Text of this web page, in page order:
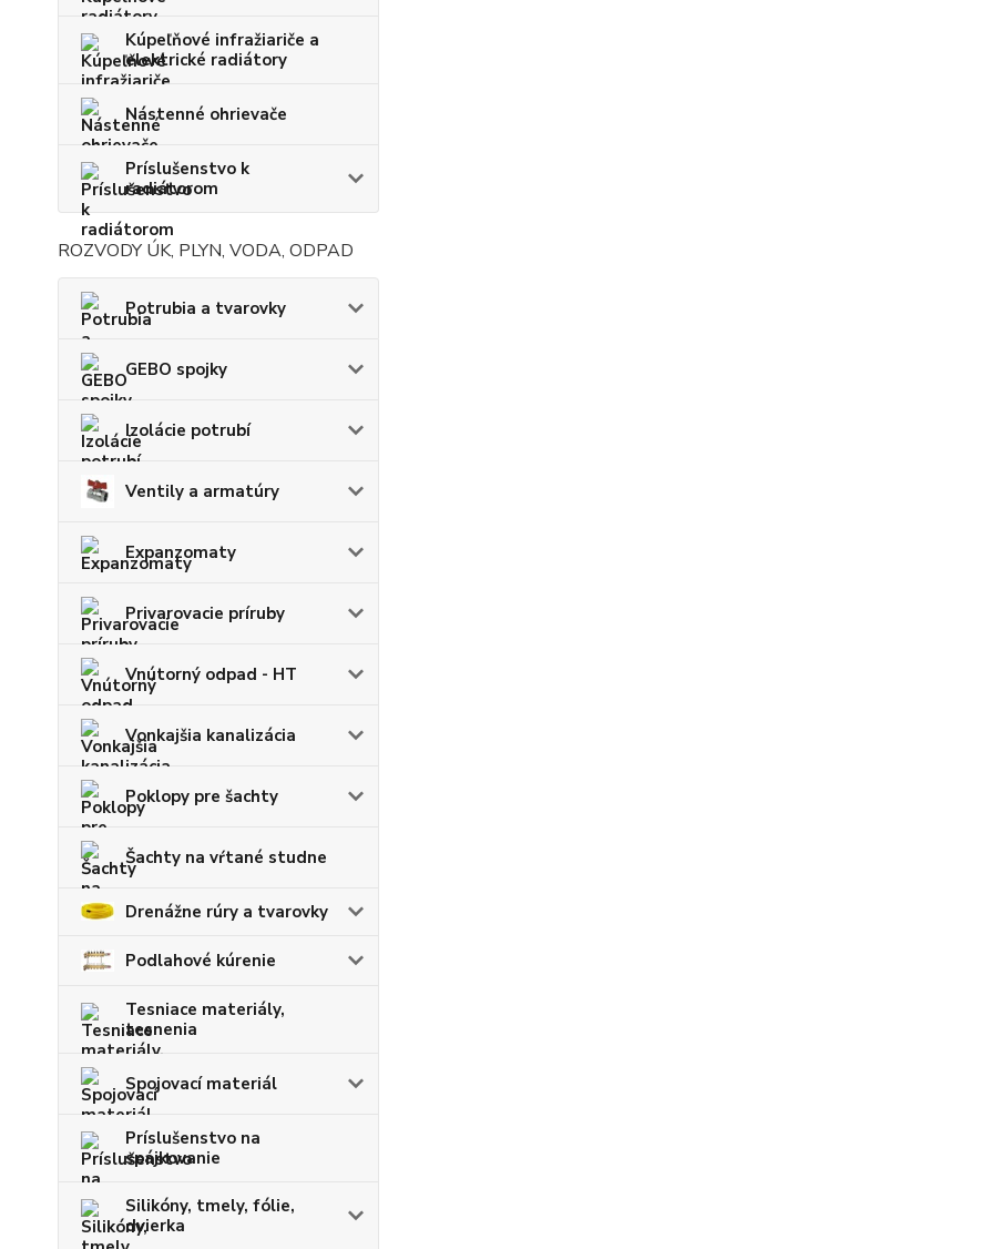
Kúpeľňové infražiariče a
elektrické radiátory
Nástenné ohrievače
Príslušenstvo k
radiátorom
ROZVODY ÚK, PLYN, VODA, ODPAD
Potrubia a tvarovky
GEBO spojky
Izolácie potrubí
Ventily a armatúry
Expanzomaty
Privarovacie príruby
Vnútorný odpad - HT
Vonkajšia kanalizácia
Poklopy pre šachty
Šachty na vŕtané studne
Drenážne rúry a tvarovky
Podlahové kúrenie
Tesniace materiály,
tesnenia
Spojovací materiál
Príslušenstvo na
spájkovanie
Silikóny, tmely, fólie,
dvierka